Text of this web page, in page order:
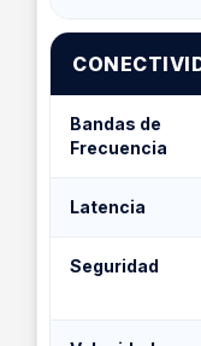
Bandas de
Frecuencia
Latencia
Seguridad